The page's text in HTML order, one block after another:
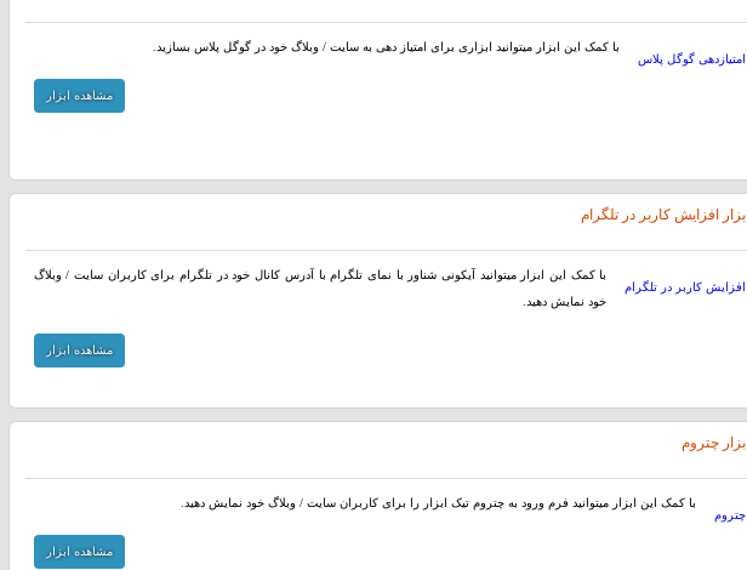
با کمک این ابزار میتوانید ابزاری برای امتیاز دهی به سایت / وبلاگ خود در گوگل پلاس بسازید.
مشاهده ابزار
ابزار افزایش کاربر در تلگرام
با کمک این ابزار میتوانید آیکونی شناور با نمای تلگرام با آدرس کانال خود در تلگرام برای کاربران سایت / وبلاگ
خود نمایش دهید.
مشاهده ابزار
ابزار چتروم
با کمک این ابزار میتوانید فرم ورود به چتروم تیک ابزار را برای کاربران سایت / وبلاگ خود نمایش دهید.
مشاهده ابزار